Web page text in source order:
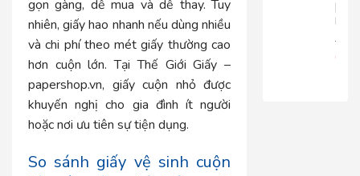
gọn gàng, dễ mua và dễ thay. Tuy
nhiên, giấy hao nhanh nếu dùng nhiều
và chi phí theo mét giấy thường cao
hơn cuộn lớn. Tại Thế Giới Giấy –
papershop.vn, giấy cuộn nhỏ được
khuyến nghị cho gia đình ít người
hoặc nơi ưu tiên sự tiện dụng.
So sánh giấy vệ sinh cuộn
|
RT816